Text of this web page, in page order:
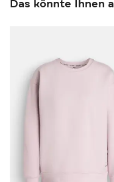
Das könnte Ihnen